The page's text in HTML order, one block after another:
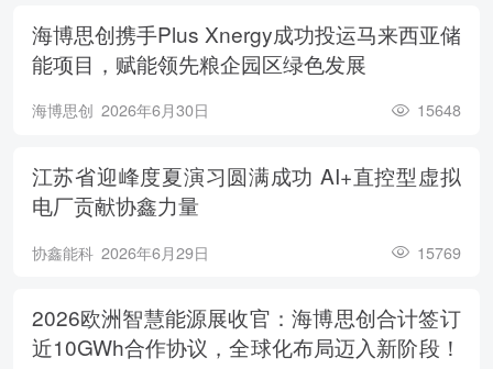
海博思创携手Plus Xnergy成功投运马来西亚储
能项目，赋能领先粮企园区绿色发展
海博思创 2026年6月30日 15648
江苏省迎峰度夏演习圆满成功 AI+直控型虚拟
电厂贡献协鑫力量
协鑫能科 2026年6月29日 15769
2026欧洲智慧能源展收官：海博思创合计签订
近10GWh合作协议，全球化布局迈入新阶段！